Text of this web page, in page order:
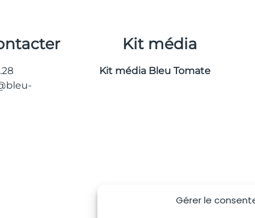
Gérer le
Kit média
Kit média Bleu Tomate